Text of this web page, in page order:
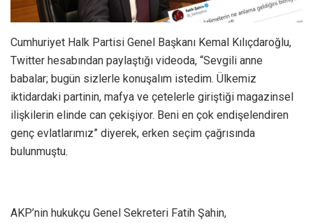
Cumhuriyet Halk Partisi Genel Başkanı Kemal Kılıçdaroğlu,
Twitter hesabından paylaştığı videoda, “Sevgili anne
babalar; bugün sizlerle konuşalım istedim. Ülkemiz
iktidardaki partinin, mafya ve çetelerle giriştiği magazinsel
ilişkilerin elinde can çekişiyor. Beni en çok endişelendiren
genç evlatlarımız” diyerek, erken seçim çağrısında
bulunmuştu.
AKP’nin hukukçu Genel Sekreteri Fatih Şahin,